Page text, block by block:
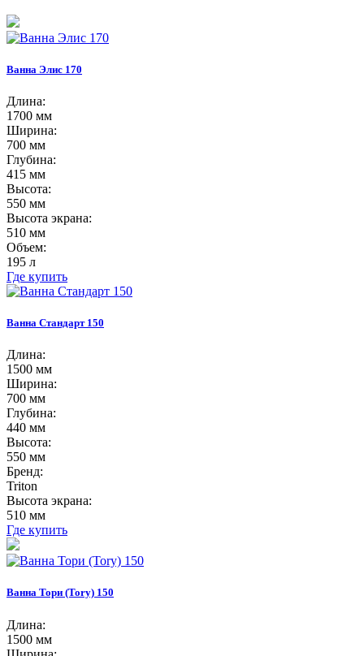
Ванна Элис 170
Длина:
1700 мм
Ширина:
700 мм
Глубина:
415 мм
Высота:
550 мм
Высота экрана:
510 мм
Объем:
195 л
Где купить
Ванна Стандарт 150
Длина:
1500 мм
Ширина:
700 мм
Глубина:
440 мм
Высота:
550 мм
Бренд:
Triton
Высота экрана:
510 мм
Где купить
Ванна Тори (Tory) 150
Длина:
1500 мм